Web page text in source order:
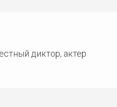
диктор, актер